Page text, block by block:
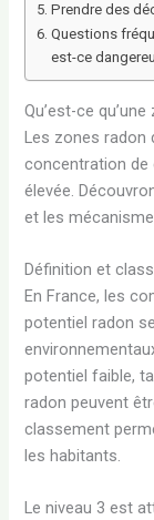
Prendre des
Questions
est-ce
Qu’est-ce
Les zones radon
concentration
élevée.
et les
Définition et
En France, les
potentiel radon
potentiel faible,
radon peuvent
classement
les habitants.
Le niveau 3 est